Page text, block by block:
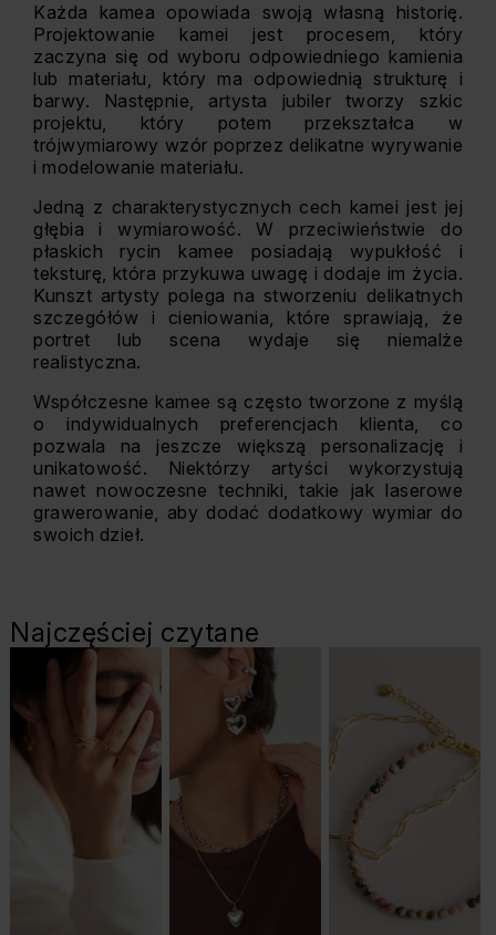
Każda kamea opowiada swoją własną historię.
Projektowanie kamei jest procesem, który
zaczyna się od wyboru odpowiedniego kamienia
lub materiału, który ma odpowiednią strukturę i
barwy. Następnie, artysta jubiler tworzy szkic
projektu, który potem przekształca w
trójwymiarowy wzór poprzez delikatne wyrywanie
i modelowanie materiału.
Jedną z charakterystycznych cech kamei jest jej
głębia i wymiarowość. W przeciwieństwie do
płaskich rycin kamee posiadają wypukłość i
teksturę, która przykuwa uwagę i dodaje im życia.
Kunszt artysty polega na stworzeniu delikatnych
szczegółów i cieniowania, które sprawiają, że
portret lub scena wydaje się niemalże
realistyczna.
Współczesne kamee są często tworzone z myślą
o indywidualnych preferencjach klienta, co
pozwala na jeszcze większą personalizację i
unikatowość. Niektórzy artyści wykorzystują
nawet nowoczesne techniki, takie jak laserowe
grawerowanie, aby dodać dodatkowy wymiar do
swoich dzieł.
Najczęściej czytane